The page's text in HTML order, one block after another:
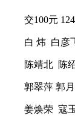
交100元 124
白 炜 白彦
陈靖北 陈
郭翠萍 郭
姜焕荣 寇